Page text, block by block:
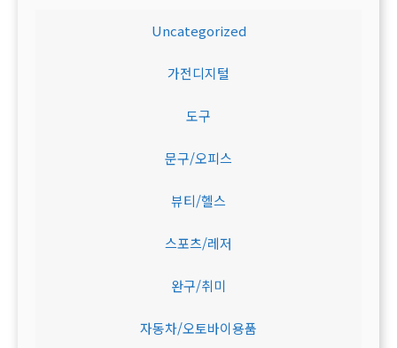
Uncategorized
가전디지털
도구
문구/오피스
뷰티/헬스
스포츠/레저
완구/취미
자동차/오토바이용품